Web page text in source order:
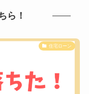
ら！
住宅ローン